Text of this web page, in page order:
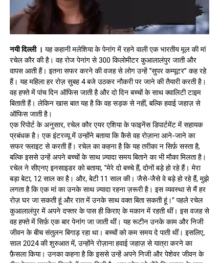
नयी दिल्ली । यह कहानी मलेशिया के पेनांग में रहने वाली एक भारतीय मूल की मां
रचेल कौर की है। वह रोज पेनांग से 300 किलोमीटर कुआलालंपुर जाती और
वापस आती हैं। इतना सफर करने की वजह से लोग उन्हें “सुपर कम्यूटर” कह रहे
हैं। यह महिला हर रोज़ सुबह 4 बजे उठकर नौकरी पर जाने की तैयारी करती है।
वह हफ्ते में पांच दिन ऑफिस जाती है और दो दिन बच्चों के साथ क्वालिटी टाइम
बिताती हैं। लेकिन खास बात यह है कि वह सड़क से नहीं, बल्कि हवाई जहाज़ से
ऑफिस जाती है।
एक रिपोर्ट के अनुसार, रचेल कौर एयर एशिया के फाइनेंस डिपार्टमेंट में सहायक
प्रबंधक है। एक इंटरव्यू में उन्होंने बताया कि कैसे वह रोज़ाना आने-जाने का
सफर फ्लाइट से करती हैं। रचेल का कहना है कि यह तरीका न सिर्फ़ सस्ता है,
बल्कि इससे उन्हें अपने बच्चों के साथ ज़्यादा समय बिताने का भी मौका मिलता है।
रचेल ने सीएनए इनसाइडर को बताया, “मेरे दो बच्चे हैं, दोनों बड़े हो रहे हैं। मेरा
बड़ा बेटा, 12 साल का है। और, बेटी 11 साल की। जैसे-जैसे वे बड़े हो रहे हैं, मुझे
लगता है कि एक मां का उनके साथ ज़्यादा रहना ज़रूरी है। इस व्यवस्था से मैं हर
रोज़ घर जा सकती हूं और रात में उनके साथ वक्त बिता सकती हूं।” पहले रचेल
कुआलालंपुर में अपने दफ्तर के पास ही किराए के मकान में रहती थीं। इस वजह से
वह हफ्ते में सिर्फ़ एक बार पेनांग जा जाती थीं। यह रूटीन उनके काम और निजी
जीवन के बीच संतुलन बिगाड़ रहा था। बच्चों को कम समय दे पाती थीं। इसलिए,
साल 2024 की शुरुआत में, उन्होंने रोज़ाना हवाई जहाज़ से यात्रा करने का
फ़ैसला किया। उनका कहना है कि इससे उन्हें अपने निजी और पेशेवर जीवन के